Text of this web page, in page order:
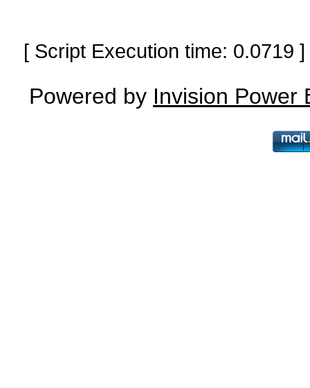
[ Script Execution time:
Powered by Invision Power